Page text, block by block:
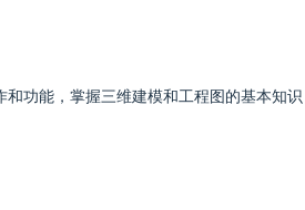
功能，掌握三维建模和工程图的基本知